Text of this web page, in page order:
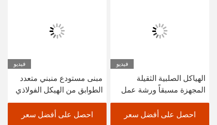
فيديو
الهياكل الصلبية الثقيلة
المجهزة مسبقاً ورشة عمل
البناء الصلب المهيك مخزن
احصل على أفضل سعر
فيديو
مبنى مستودع منبني متعدد
الطوابق من الهيكل الفولاذي
SGS BV المعتمد CE
احصل على أفضل سعر